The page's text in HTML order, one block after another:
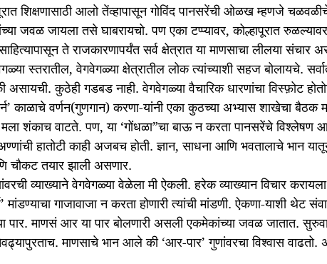
शिक्षणासाठी आलो तेंव्हापासून गोविंद पानसरेंची ओळख म्हणजे
जवळ जायला तसे घाबरायचो. पण एका टप्प्यावर, कोल्हापूरात
ते राजकारणापर्यंत सर्व क्षेत्रात या माणसाचा लीलया
स्तरातील, वेगवेगळ्या क्षेत्रातील लोक त्यांच्याशी सहज बोलायचे.
असायची. कुठेही गडबड नाही. वेगवेगळ्या वैचारिक धारणांचा विस्फ़ोट
काळाचे वर्णन(गुणगान) करणा-यांनी एका कुठच्या अभ्यास शाखेचा बैठक
शंकाच वाटते. पण, या ‘गोंधळा”चा बाऊ न करता पानसरेंचे विश्लेषण
हातोटी काही अजबच होती. ज्ञान, साधना आणि भवतालाचे भान
चौकट तयार झाली असणार.
व्याख्याने वेगवेगळ्या वेळेला मी ऐकली. हरेक व्याख्यान विचार
मांडण्याचा गाजावाजा न करता होणारी त्यांची मांडणी. ऐकणा-याशी थेट
माणसं आर या पार बोलणारी असली एकमेकांच्या जवळ जातात.
माणसाचे भान आले की ‘आर-पार’ गुणांवरचा विश्वास वाढतो.